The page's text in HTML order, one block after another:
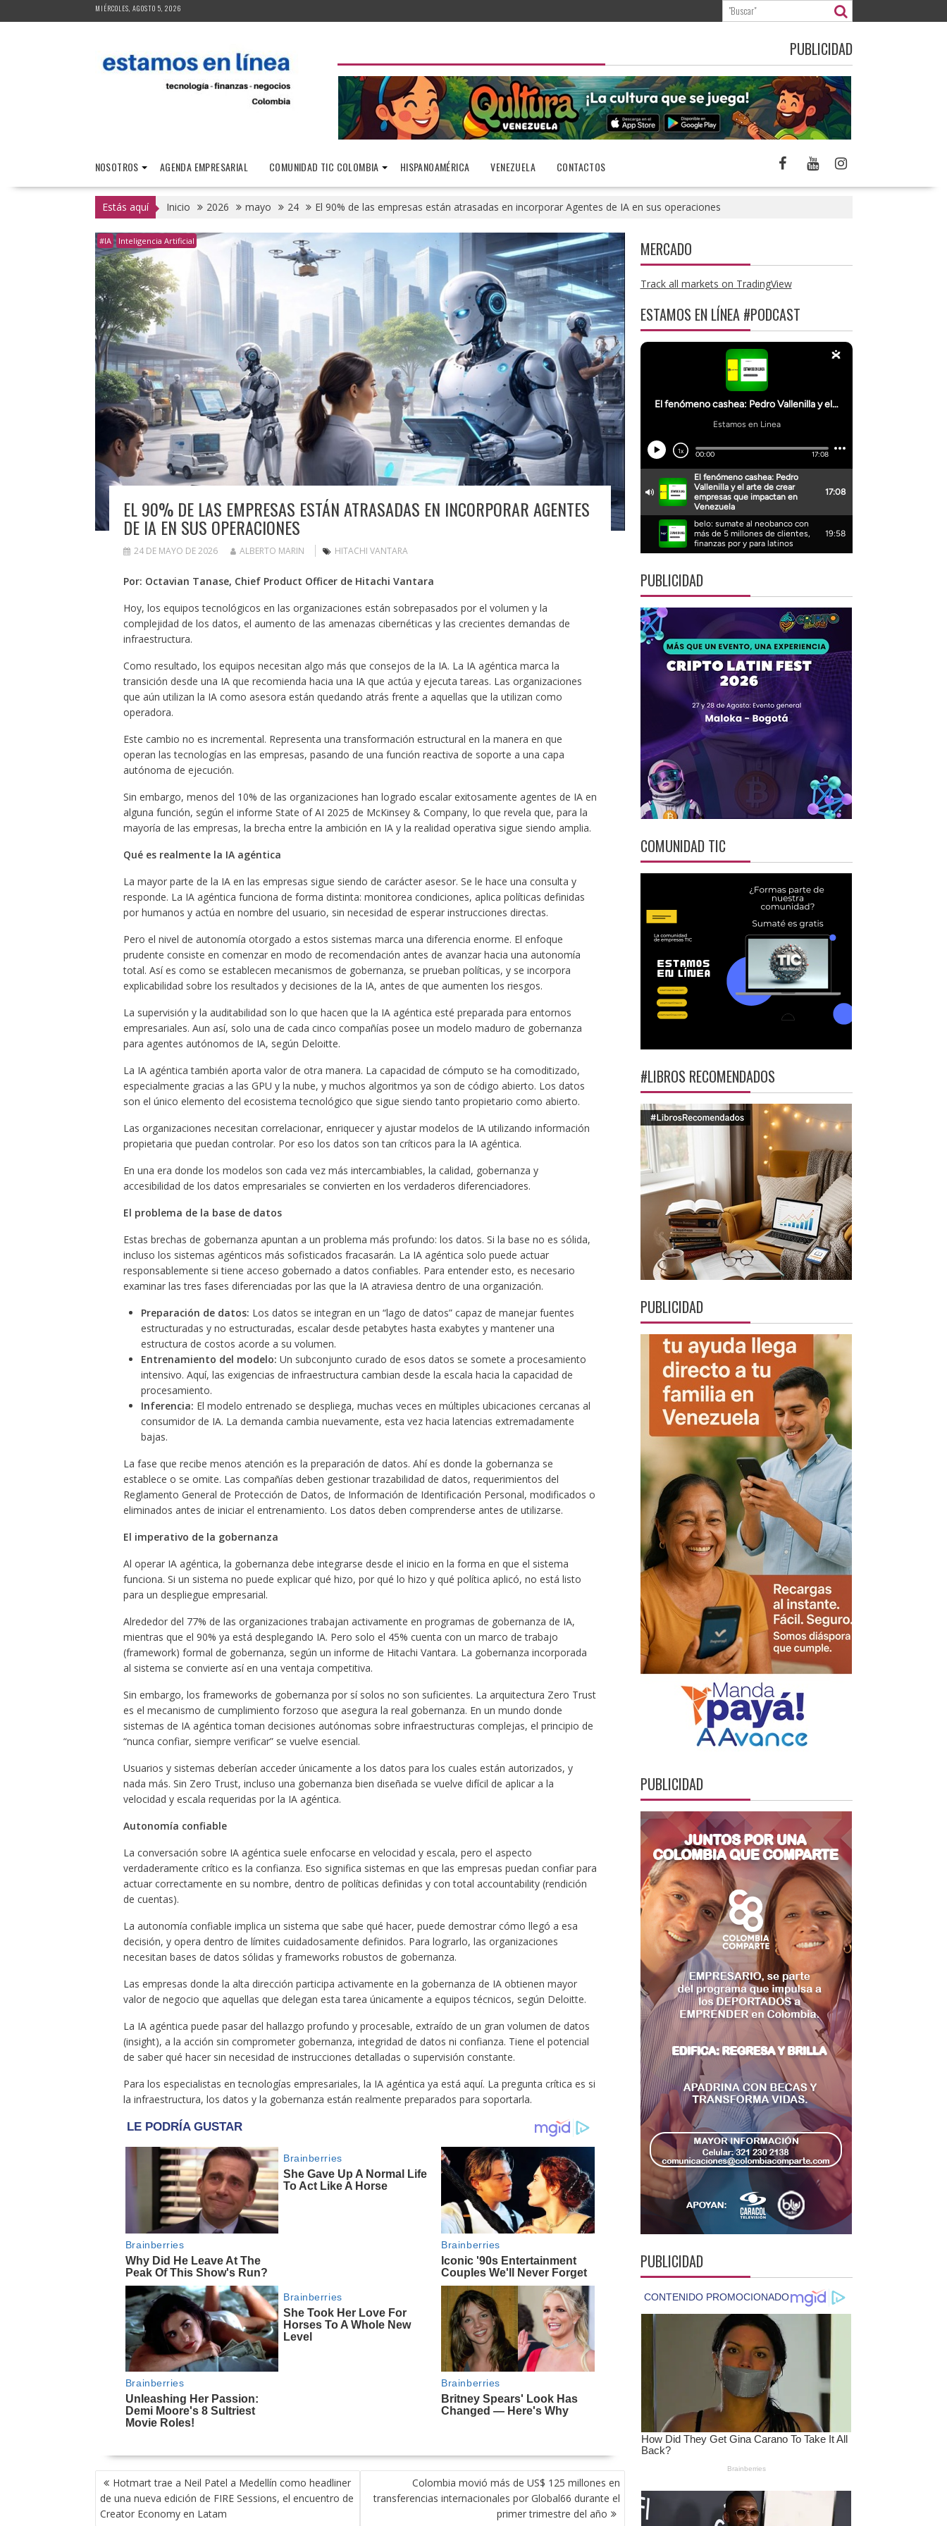
al
MIÉRCOLES, AGOSTO 5, 2026
PUBLICIDAD
NOSOTROS AGENDA EMPRESARIAL COMUNIDAD TIC COLOMBIA HISPANOAMÉRICA VENEZUELA CONTACTOS
Estás aquí Inicio 2026 mayo 24 El 90% de las empresas están atrasadas en incorporar Agentes de IA en sus operaciones
#IA Inteligencia Artificial
EL 90% DE LAS EMPRESAS ESTÁN ATRASADAS EN INCORPORAR AGENTES
DE IA EN SUS OPERACIONES
24 DE MAYO DE 2026 ALBERTO MARIN HITACHI VANTARA
Por: Octavian Tanase, Chief Product Officer de Hitachi Vantara
Hoy, los equipos tecnológicos en las organizaciones están sobrepasados por el volumen y la
complejidad de los datos, el aumento de las amenazas cibernéticas y las crecientes demandas de
infraestructura.
Como resultado, los equipos necesitan algo más que consejos de la IA. La IA agéntica marca la
transición desde una IA que recomienda hacia una IA que actúa y ejecuta tareas. Las organizaciones
que aún utilizan la IA como asesora están quedando atrás frente a aquellas que la utilizan como
operadora.
Este cambio no es incremental. Representa una transformación estructural en la manera en que
operan las tecnologías en las empresas, pasando de una función reactiva de soporte a una capa
autónoma de ejecución.
Sin embargo, menos del 10% de las organizaciones han logrado escalar exitosamente agentes de IA en
alguna función, según el informe State of AI 2025 de McKinsey & Company, lo que revela que, para la
mayoría de las empresas, la brecha entre la ambición en IA y la realidad operativa sigue siendo amplia.
Qué es realmente la IA agéntica
La mayor parte de la IA en las empresas sigue siendo de carácter asesor. Se le hace una consulta y
responde. La IA agéntica funciona de forma distinta: monitorea condiciones, aplica políticas definidas
por humanos y actúa en nombre del usuario, sin necesidad de esperar instrucciones directas.
Pero el nivel de autonomía otorgado a estos sistemas marca una diferencia enorme. El enfoque
prudente consiste en comenzar en modo de recomendación antes de avanzar hacia una autonomía
total. Así es como se establecen mecanismos de gobernanza, se prueban políticas, y se incorpora
explicabilidad sobre los resultados y decisiones de la IA, antes de que aumenten los riesgos.
La supervisión y la auditabilidad son lo que hacen que la IA agéntica esté preparada para entornos
empresariales. Aun así, solo una de cada cinco compañías posee un modelo maduro de gobernanza
para agentes autónomos de IA, según Deloitte.
La IA agéntica también aporta valor de otra manera. La capacidad de cómputo se ha comoditizado,
especialmente gracias a las GPU y la nube, y muchos algoritmos ya son de código abierto. Los datos
son el único elemento del ecosistema tecnológico que sigue siendo tanto propietario como abierto.
Las organizaciones necesitan correlacionar, enriquecer y ajustar modelos de IA utilizando información
propietaria que puedan controlar. Por eso los datos son tan críticos para la IA agéntica.
En una era donde los modelos son cada vez más intercambiables, la calidad, gobernanza y
accesibilidad de los datos empresariales se convierten en los verdaderos diferenciadores.
El problema de la base de datos
Estas brechas de gobernanza apuntan a un problema más profundo: los datos. Si la base no es sólida,
incluso los sistemas agénticos más sofisticados fracasarán. La IA agéntica solo puede actuar
responsablemente si tiene acceso gobernado a datos confiables. Para entender esto, es necesario
examinar las tres fases diferenciadas por las que la IA atraviesa dentro de una organización.
Preparación de datos: Los datos se integran en un “lago de datos” capaz de manejar fuentes
estructuradas y no estructuradas, escalar desde petabytes hasta exabytes y mantener una
estructura de costos acorde a su volumen.
Entrenamiento del modelo: Un subconjunto curado de esos datos se somete a procesamiento
intensivo. Aquí, las exigencias de infraestructura cambian desde la escala hacia la capacidad de
procesamiento.
Inferencia: El modelo entrenado se despliega, muchas veces en múltiples ubicaciones cercanas al
consumidor de IA. La demanda cambia nuevamente, esta vez hacia latencias extremadamente
bajas.
La fase que recibe menos atención es la preparación de datos. Ahí es donde la gobernanza se
establece o se omite. Las compañías deben gestionar trazabilidad de datos, requerimientos del
Reglamento General de Protección de Datos, de Información de Identificación Personal, modificados o
eliminados antes de iniciar el entrenamiento. Los datos deben comprenderse antes de utilizarse.
El imperativo de la gobernanza
Al operar IA agéntica, la gobernanza debe integrarse desde el inicio en la forma en que el sistema
funciona. Si un sistema no puede explicar qué hizo, por qué lo hizo y qué política aplicó, no está listo
para un despliegue empresarial.
Alrededor del 77% de las organizaciones trabajan activamente en programas de gobernanza de IA,
mientras que el 90% ya está desplegando IA. Pero solo el 45% cuenta con un marco de trabajo
(framework) formal de gobernanza, según un informe de Hitachi Vantara. La gobernanza incorporada
al sistema se convierte así en una ventaja competitiva.
Sin embargo, los frameworks de gobernanza por sí solos no son suficientes. La arquitectura Zero Trust
es el mecanismo de cumplimiento forzoso que asegura la real gobernanza. En un mundo donde
sistemas de IA agéntica toman decisiones autónomas sobre infraestructuras complejas, el principio de
“nunca confiar, siempre verificar” se vuelve esencial.
Usuarios y sistemas deberían acceder únicamente a los datos para los cuales están autorizados, y
nada más. Sin Zero Trust, incluso una gobernanza bien diseñada se vuelve difícil de aplicar a la
velocidad y escala requeridas por la IA agéntica.
Autonomía confiable
La conversación sobre IA agéntica suele enfocarse en velocidad y escala, pero el aspecto
verdaderamente crítico es la confianza. Eso significa sistemas en que las empresas puedan confiar para
actuar correctamente en su nombre, dentro de políticas definidas y con total accountability (rendición
de cuentas).
La autonomía confiable implica un sistema que sabe qué hacer, puede demostrar cómo llegó a esa
decisión, y opera dentro de límites cuidadosamente definidos. Para lograrlo, las organizaciones
necesitan bases de datos sólidas y frameworks robustos de gobernanza.
Las empresas donde la alta dirección participa activamente en la gobernanza de IA obtienen mayor
valor de negocio que aquellas que delegan esta tarea únicamente a equipos técnicos, según Deloitte.
La IA agéntica puede pasar del hallazgo profundo y procesable, extraído de un gran volumen de datos
(insight), a la acción sin comprometer gobernanza, integridad de datos ni confianza. Tiene el potencial
de saber qué hacer sin necesidad de instrucciones detalladas o supervisión constante.
Para los especialistas en tecnologías empresariales, la IA agéntica ya está aquí. La pregunta crítica es si
la infraestructura, los datos y la gobernanza están realmente preparados para soportarla.
NAVEGACIÓN
DE
ENTRADAS
Hotmart trae a Neil Patel a Medellín como headliner
de una nueva edición de FIRE Sessions, el encuentro de
Creator Economy en Latam
Colombia movió más de US$ 125 millones en
transferencias internacionales por Global66 durante el
primer trimestre del año
MERCADO
Track all markets on TradingView
ESTAMOS EN LÍNEA #PODCAST
PUBLICIDAD
COMUNIDAD TIC
#LIBROS RECOMENDADOS
PUBLICIDAD
PUBLICIDAD
PUBLICIDAD